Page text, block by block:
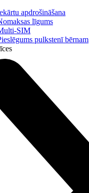
apdrošināšana
līgums
SIM
pulkstenī bērnam